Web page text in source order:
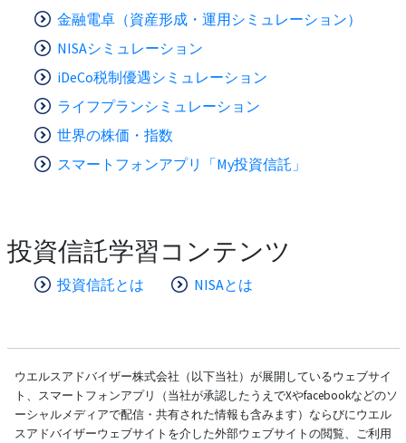
金融電卓（資産形成・運用シミュレーション）
NISAシミュレーション
iDeCo税制優遇シミュレーション
ライフプランシミュレーション
世界の株価・指数
スマートフォンアプリ「My投資信託」
投資信託学習コンテンツ
投資信託とは NISAとは
ウエルスアドバイザー株式会社（以下当社）が展開しているウェブサイ
ト、スマートフォンアプリ（当社が承認したうえでXやfacebookなどのソ
ーシャルメディアで配信・共有された情報も含みます）ならびにウエル
スアドバイザーウェブサイトを介した外部ウェブサイトの閲覧、ご利用